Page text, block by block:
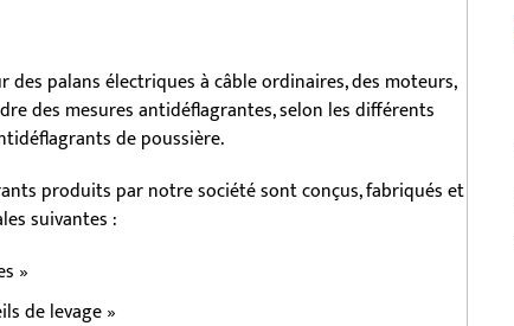
des palans électriques à câble ordinaires, des moteurs,
des mesures antidéflagrantes, selon les différents
de poussière.
produits par notre société sont conçus, fabriqués et
suivantes :
»
de levage »